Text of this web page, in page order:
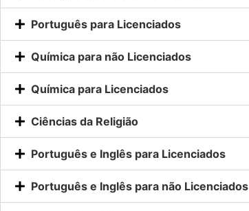
Português para Licenciados
Química para não Licenciados
Química para Licenciados
Ciências da Religião
Português e Inglês para Licenciados
Português e Inglês para não Licenciados